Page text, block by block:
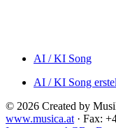
AI / KI Song
AI / KI Song
© 2026 Created by
www.musica.at· Fax: